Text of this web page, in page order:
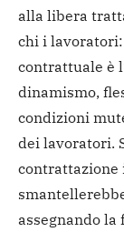
alla libera
chi i lavoratori:
contrattuale è
dinamismo,
condizioni
dei lavoratori.
contrattazione
assegnando